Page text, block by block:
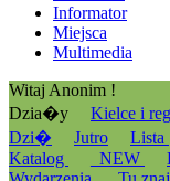
Informator
Miejsca
Multimedia
Witaj Anonim !
Dzia�y
Kielce i
Dzi�
Jutro Lista
Katalog
_NEW